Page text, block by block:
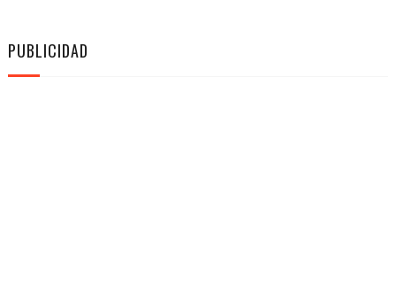
PUBLICIDAD